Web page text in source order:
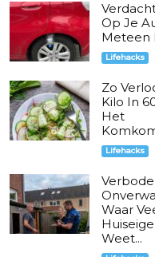
Op Je
Meteen
Lifehacks
Zo
Kilo In
Het
Lifehacks
Waar
Weet...